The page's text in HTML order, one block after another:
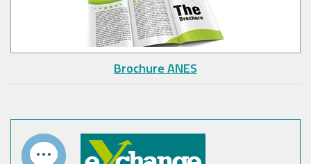
Brochure ANES